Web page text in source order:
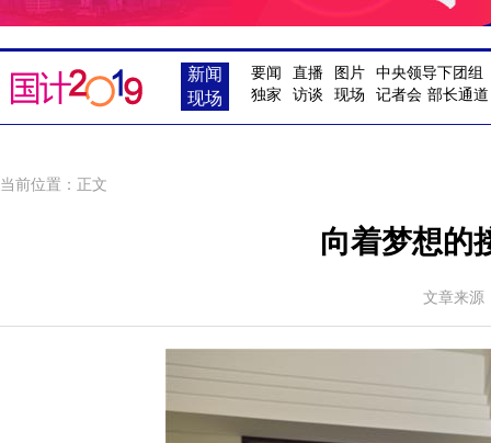
新闻
现场
要闻 直播 图片
中央领导下团组
独家
访谈 现场 记者会 部长通道
当前位置：正文
向着梦想的
文章来源